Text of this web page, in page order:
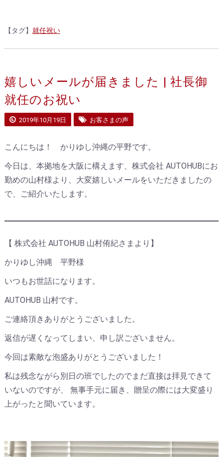
【タグ】 就任祝い
嬉しいメールが届きました | 社長御
就任のお祝い
2019年10月19日 お客さまの声
こんにちは！ かりゆし沖縄の平野です。
今日は、本拠地を大阪に構えます、株式会社 AUTOHUBにお
勤めの山村様より、大変嬉しいメールをいただきましたの
で、ご紹介いたします。
【 株式会社 AUTOHUB 山村侑紀さまより】
かりゆし沖縄 平野様
いつもお世話になります。
AUTOHUB 山村です。
ご連絡頂きありがとうございました。
返信が遅くなってしまい、申し訳ございません。
今回は素敵な泡盛ありがとうございました！
私は残念ながら別日の班でしたのでまだ直接は拝見できて
いないのですが、 無事手元に届き、贈呈の際には大変盛り
上がったと聞いています。